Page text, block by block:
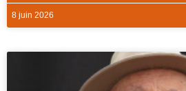
8 juin 2026